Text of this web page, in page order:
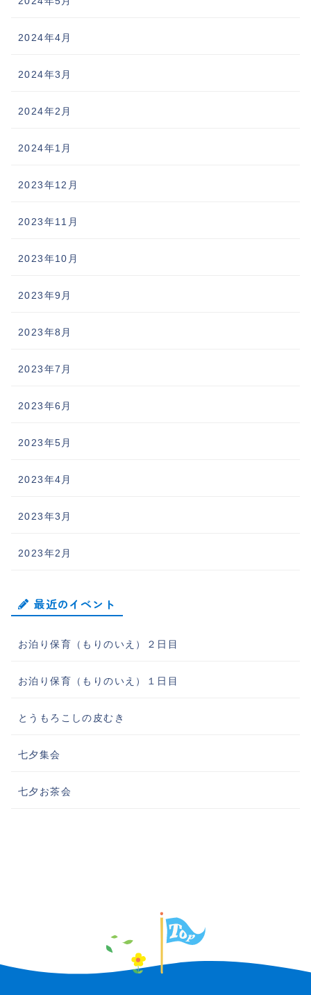
2024年4月
2024年3月
2024年2月
2024年1月
2023年12月
2023年11月
2023年10月
2023年9月
2023年8月
2023年7月
2023年6月
2023年5月
2023年4月
2023年3月
2023年2月
最近のイベント
お泊り保育（もりのいえ）２日目
お泊り保育（もりのいえ）１日目
とうもろこしの皮むき
七夕集会
七夕お茶会